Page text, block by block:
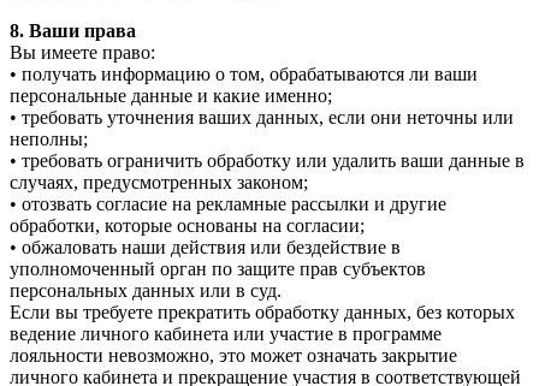
8. Ваши права
Вы имеете право:
• получать информацию о том, обрабатываются ли ваши
персональные данные и какие именно;
• требовать уточнения ваших данных, если они неточны или
неполны;
• требовать ограничить обработку или удалить ваши данные в
случаях, предусмотренных законом;
• отозвать согласие на рекламные рассылки и другие
обработки, которые основаны на согласии;
• обжаловать наши действия или бездействие в
уполномоченный орган по защите прав субъектов
персональных данных или в суд.
Если вы требуете прекратить обработку данных, без которых
ведение личного кабинета или участие в программе
лояльности невозможно, это может означать закрытие
личного кабинета и прекращение участия в соответствующей